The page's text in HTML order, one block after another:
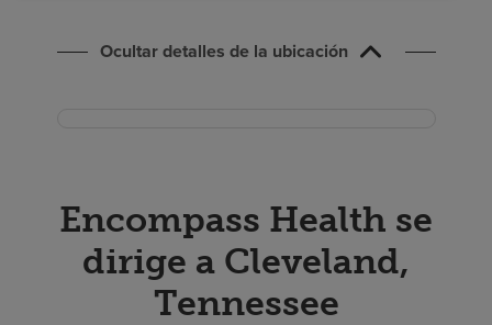
Ocultar detalles de la ubicación
Encompass Health se
dirige a Cleveland,
Tennessee